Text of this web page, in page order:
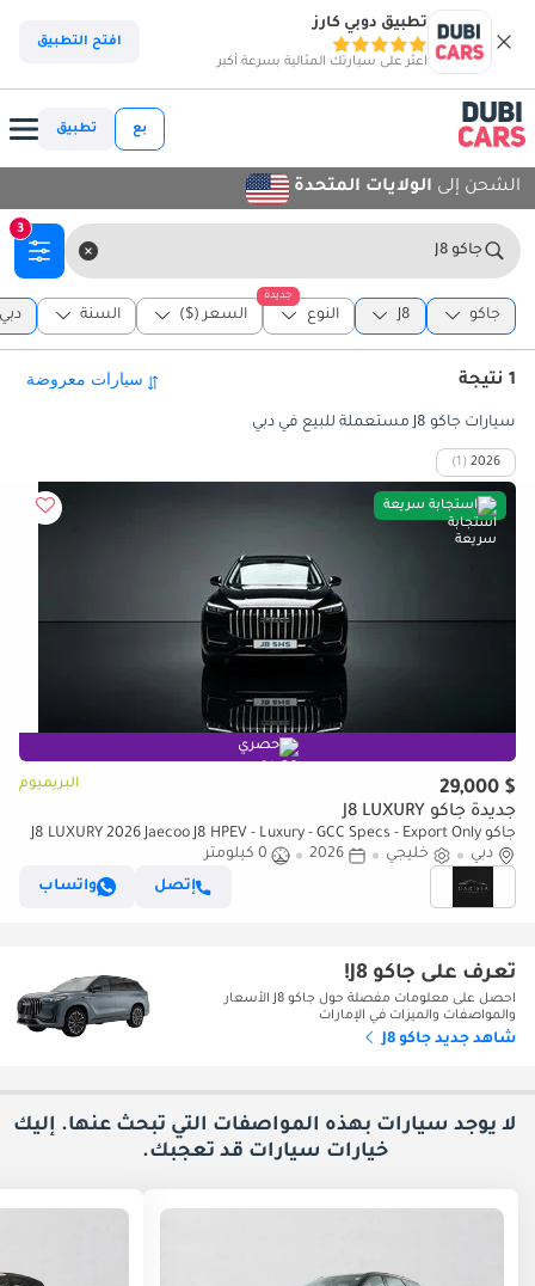
تطبيق دوبي كارز
اعثر على سيارتك المثالية بسرعة أكبر
افتح التطبيق
بع تطبيق
الشحن إلى الولايات المتحدة
جاكو J8
3
جاكو J8
جديدة
النوع السعر ($) السنة دبي
1 نتيجة
سيارات جاكو J8 مستعملة للبيع في دبي
2026
(1)
استجابة سريعة
حصري
$ 29,000 البريميوم
جديدة جاكو J8 LUXURY
جاكو J8 LUXURY 2026 Jaecoo J8 HPEV - Luxury - GCC Specs - Export Only
دبي
خليجي 2026
0 كيلومتر
إتصل
واتساب
تعرف على جاكو J8!
احصل على معلومات مفصلة حول جاكو J8 الأسعار
والمواصفات والميزات في الإمارات
شاهد جديد جاكو J8
لا يوجد سيارات بهذه المواصفات التي تبحث عنها. إليك
خيارات سيارات قد تعجبك.